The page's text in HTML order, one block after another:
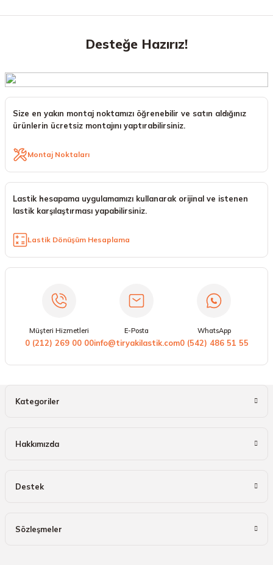
Desteğe Hazırız!
Size en yakın montaj noktamızı öğrenebilir ve satın aldığınız
ürünlerin ücretsiz montajını yaptırabilirsiniz.
Montaj Noktaları
Lastik hesapama uygulamamızı kullanarak orijinal ve istenen
lastik karşılaştırması yapabilirsiniz.
Lastik Dönüşüm Hesaplama
Müşteri Hizmetleri
0 (212) 269 00 00
E-Posta
info@tiryakilastik.com
WhatsApp
0 (542) 486 51 55
Kategoriler
Hakkımızda
Destek
Sözleşmeler